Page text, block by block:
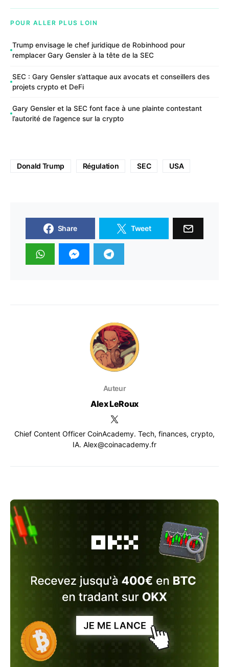
POUR ALLER PLUS LOIN
Trump envisage le chef juridique de Robinhood pour
remplacer Gary Gensler à la tête de la SEC
SEC : Gary Gensler s’attaque aux avocats et conseillers des
projets crypto et DeFi
Gary Gensler et la SEC font face à une plainte contestant
l’autorité de l’agence sur la crypto
Donald Trump Régulation SEC USA
Share Tweet
Auteur
Alex LeRoux
Chief Content Officer CoinAcademy. Tech, finances, crypto,
IA. Alex@coinacademy.fr